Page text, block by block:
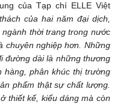
của Tạp chí ELLE Việt
của hai năm đại dịch,
thời trang trong nước
chuyên nghiệp hơn. Những
đường dài là những thương
hàng, phân khúc thị trường
phẩm thật sự chất lượng.
thiết kế, kiểu dáng mà còn